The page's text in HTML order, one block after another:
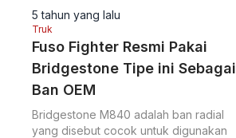
pasar Indonesia.
5 tahun yang lalu
Truk
Fuso Fighter Resmi Pakai
Bridgestone Tipe ini Sebagai
Ban OEM
Bridgestone M840 adalah ban radial
yang disebut cocok untuk digunakan